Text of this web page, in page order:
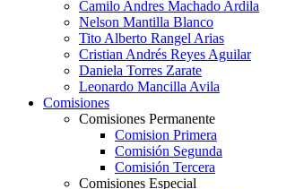
Camilo Andres Machado Ardila
Nelson Mantilla Blanco
Tito Alberto Rangel Arias
Cristian Andrés Reyes Aguilar
Daniela Torres Zarate
Leonardo Mancilla Avila
Comisiones
Comisiones Permanente
Comision Primera
Comisión Segunda
Comisión Tercera
Comisiones Especial